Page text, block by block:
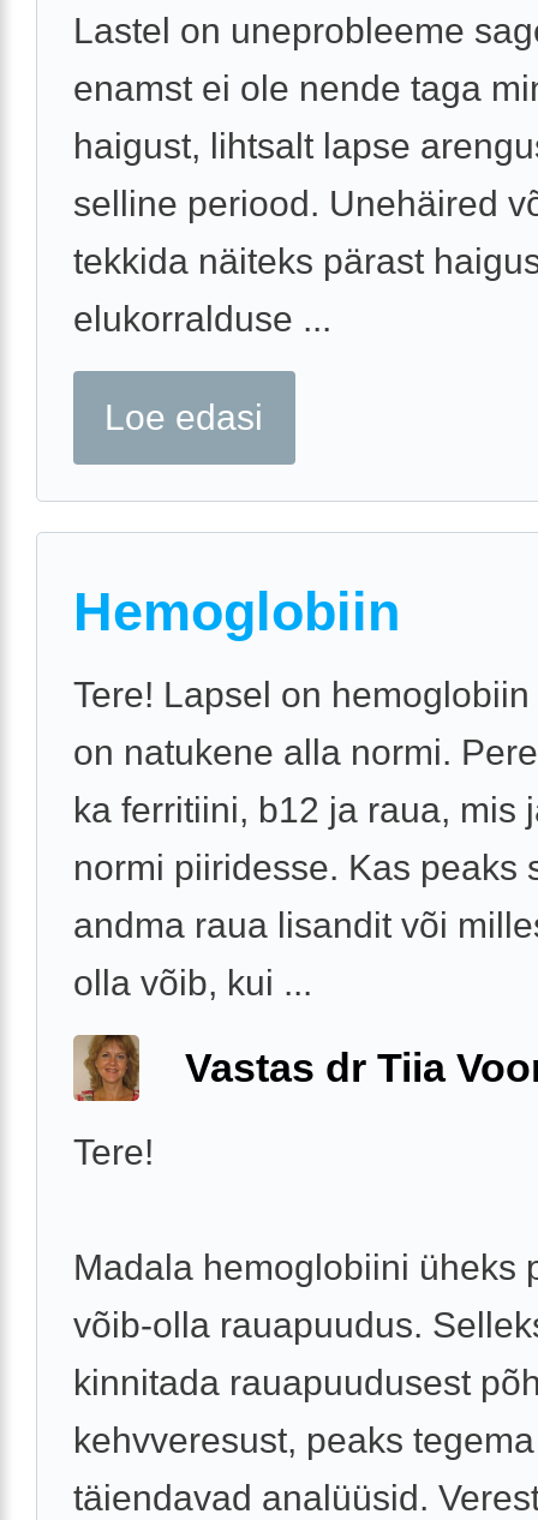
Lastel on uneprobleeme
enamst ei ole nende taga
haigust, lihtsalt lapse
selline periood. Unehäired
tekkida näiteks pärast
elukorralduse ...
Loe edasi
Hemoglobiin
Tere! Lapsel on
on natukene alla normi.
ka ferritiini, b12 ja raua, mis
normi piiridesse. Kas peaks
andma raua lisandit või
olla võib, kui ...
Vastas dr Tiia
Tere!
Madala hemoglobiini üheks
võib-olla rauapuudus.
kinnitada rauapuudusest
kehvveresust, peaks
täiendavad analüüsid.